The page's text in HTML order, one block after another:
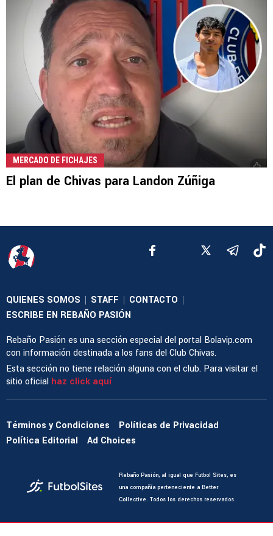
MERCADO DE FICHAJES
El plan de Chivas para Landon Zúñiga
QUIENES SOMOS | STAFF | CONTACTO |
ESCRIBE EN REBAÑO PASIÓN
Rebaño Pasión es una sección especial del portal Bolavip.com
con información destinada a los fans del Club Chivas.
Esta sección no tiene relación alguna con el club. Para visitar el
sitio oficial haz click aquí
Términos y Condiciones
Políticas de Privacidad
Política Editorial
Ad Choices
Rebaño Pasión, al igual que Futbol Sites, es
una compañía perteneciente a Better
Collective. Todos los derechos reservados.